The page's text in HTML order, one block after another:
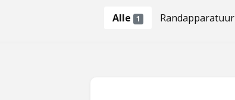
Alle 1 Randapparatuur